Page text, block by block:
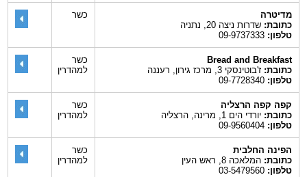
מדיטרה
כתובת:שדרות ניצה 20, נתניה
טלפון:09-9737333
כשר
Bread and Breakfast
כתובת:ז'בוטינסקי 3, מרכז גירון, רעננה
טלפון:09-7728340
כשר
למהדרין
קפה קפה הרצליה
כתובת:יורדי הים 1, מרינה, הרצליה
טלפון:09-9560404
כשר
למהדרין
הפינה החלבית
כתובת:המלאכה 8, ראש העין
טלפון:03-5479560
כשר
למהדרין